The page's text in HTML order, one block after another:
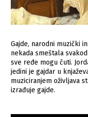
Gajde, narodni muzički
nekada smeštala
sve ređe mogu čuti.
jedini je gajdar u
muziciranjem oživljava
izrađuje gajde.